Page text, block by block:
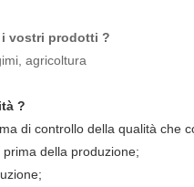
vostri prodotti ?
agricoltura
?
di controllo della qualità che
della produzione;